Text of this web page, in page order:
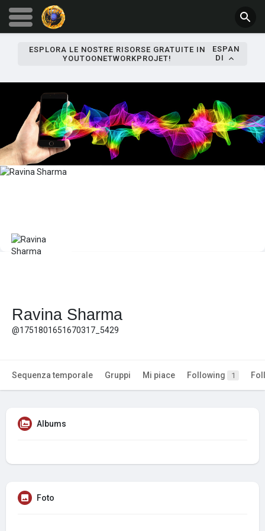
ESPLORA LE NOSTRE RISORSE GRATUITE IN
YOUTOONETWORKPROJET!
ESPAN
DI
Ravina Sharma
@1751801651670317_5429
Sequenza temporale Gruppi Mi piace Following 1
Albums
Foto